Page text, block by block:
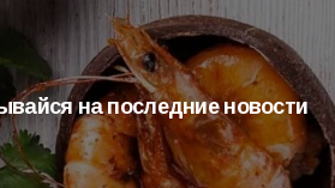
на последние новости